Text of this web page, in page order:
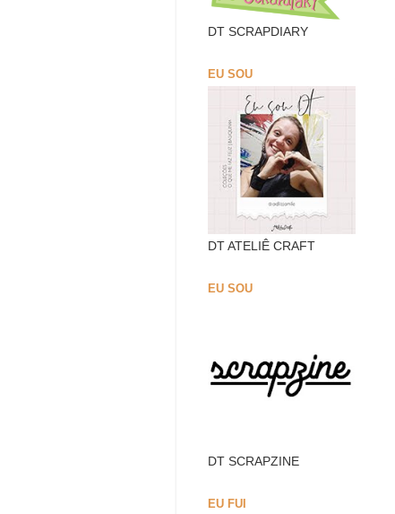
DT SCRAPDIARY
EU SOU
DT ATELIÊ CRAFT
EU SOU
DT SCRAPZINE
EU FUI